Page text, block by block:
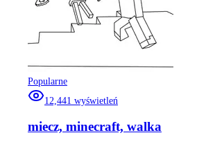
Popularne
12,441 wyświetleń
miecz, minecraft, walka